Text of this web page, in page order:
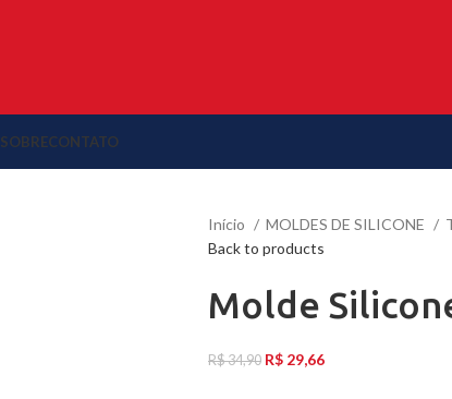
SOBRECONTATO
Início MOLDES DE SILICONE
Back to products
Molde
R$34,90 R$ 29,66